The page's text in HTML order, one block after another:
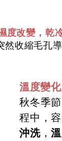
度改變，乾
收縮毛孔
溫度變
秋冬季
程中，
沖洗，